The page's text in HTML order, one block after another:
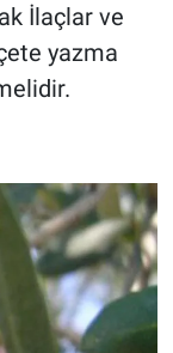
İlaçlar ve
yazma